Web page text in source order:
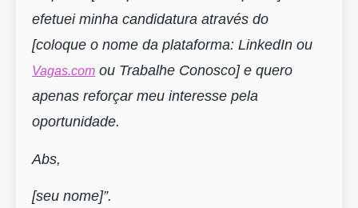
efetuei minha candidatura através do
[coloque o nome da plataforma: LinkedIn ou
Vagas.com ou Trabalhe Conosco] e quero
apenas reforçar meu interesse pela
oportunidade.
Abs,
[seu nome]”.